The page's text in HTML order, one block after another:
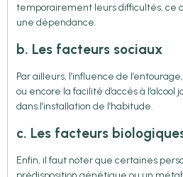
temporairement leurs difficultés, ce
une dépendance.
b. Les facteurs sociaux
Par ailleurs, l’influence de
ou encore la facilité d’accès à
dans l’installation de l’habitude.
c. Les facteurs
Enfin, il faut noter que certaines